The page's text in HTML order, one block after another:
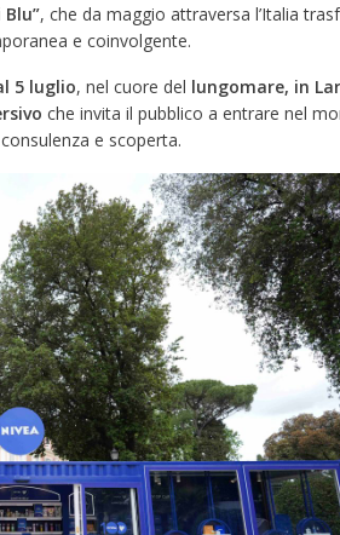
, che da maggio attraversa l’Italia
e coinvolgente.
5 luglio, nel cuore del lungomare, in
che invita il pubblico a entrare nel
e scoperta.